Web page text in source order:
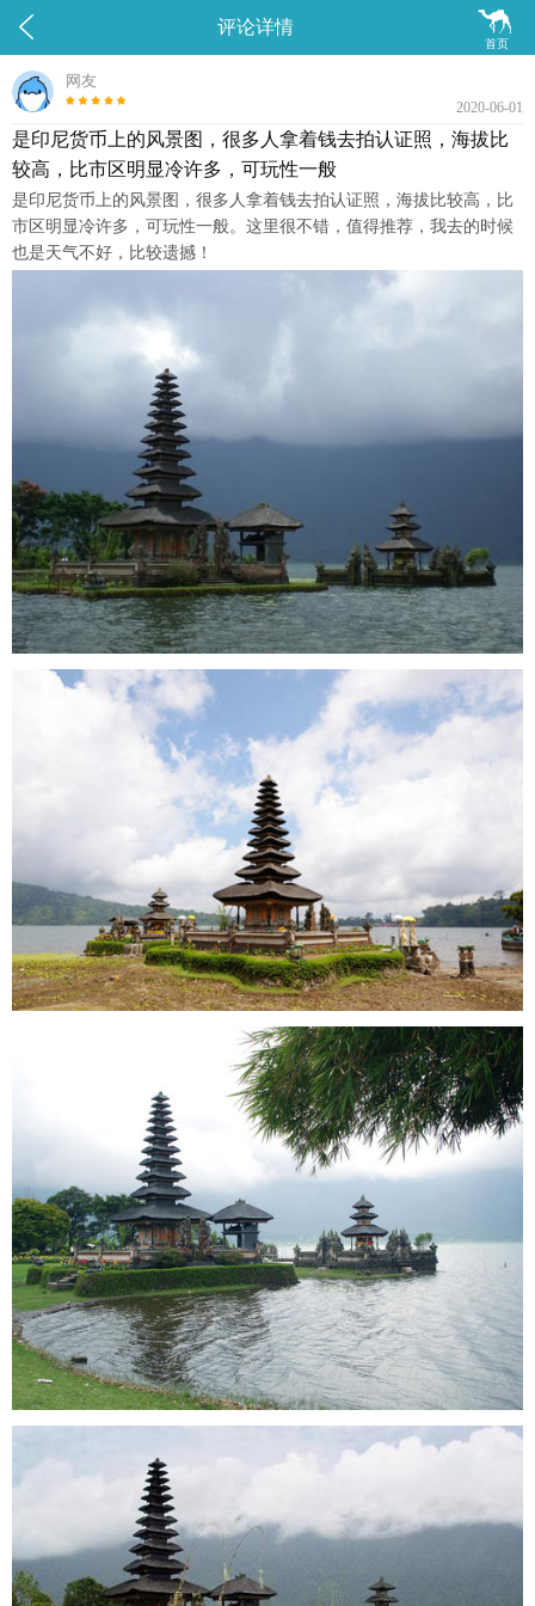
 
首页
评论详情
网友
2020-06-01
是印尼货币上的风景图，很多人拿着钱去拍认证照，海拔比
较高，比市区明显冷许多，可玩性一般
是印尼货币上的风景图，很多人拿着钱去拍认证照，海拔比较高，比
市区明显冷许多，可玩性一般。这里很不错，值得推荐，我去的时候
也是天气不好，比较遗撼！